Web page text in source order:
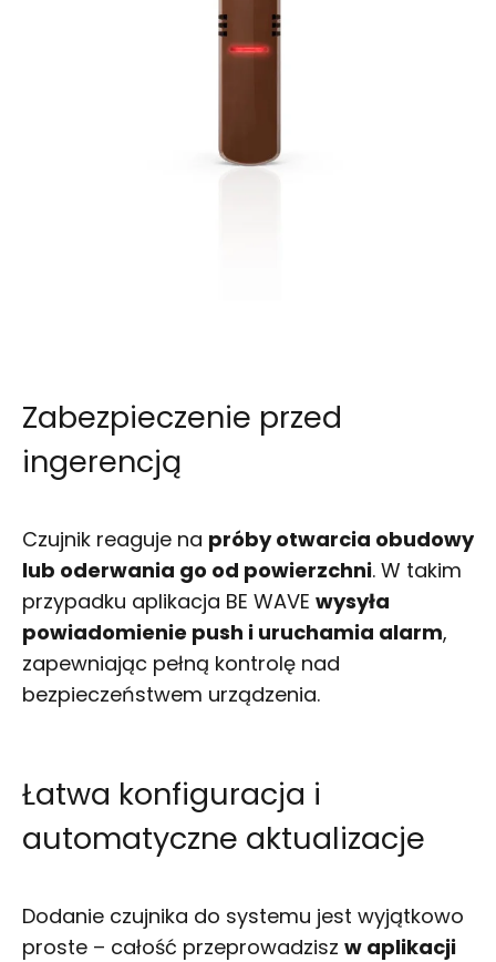
Zabezpieczenie przed
ingerencją
Czujnik reaguje na próby otwarcia obudowy
lub oderwania go od powierzchni. W takim
przypadku aplikacja BE WAVE wysyła
powiadomienie push i uruchamia alarm,
zapewniając pełną kontrolę nad
bezpieczeństwem urządzenia.
Łatwa konfiguracja i
automatyczne aktualizacje
Dodanie czujnika do systemu jest wyjątkowo
proste – całość przeprowadzisz w aplikacji